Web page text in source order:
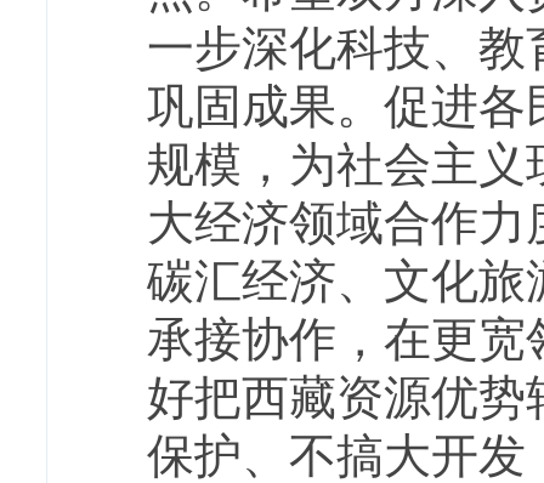
一步深化科技、
巩固成果。促进
规模，为社会主
大经济领域合作
碳汇经济、文化
承接协作，在更
好把西藏资源优
保护、不搞大开